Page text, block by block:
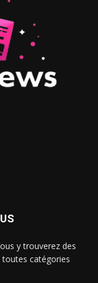
y trouverez des
catégories